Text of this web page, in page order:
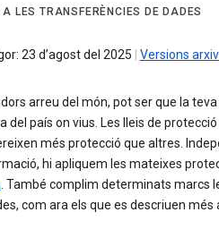
LES TRANSFERÈNCIES DE DADES
23 d’agost del 2025 Versions
arreu del món, pot ser que la
del país on vius. Les lleis de
més protecció que altres.
hi apliquem les mateixes
. També complim determinats marcs
com ara els que es descriuen més